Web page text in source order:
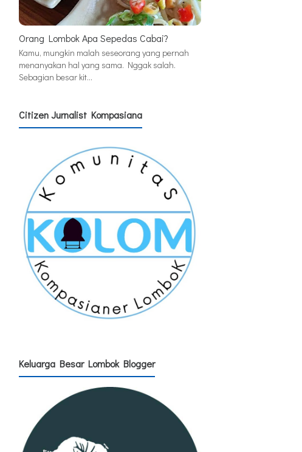
Orang Lombok Apa Sepedas Cabai?
Kamu, mungkin malah seseorang yang pernah
menanyakan hal yang sama. Nggak salah.
Sebagian besar kit…
Citizen Jurnalist Kompasiana
Keluarga Besar Lombok Blogger